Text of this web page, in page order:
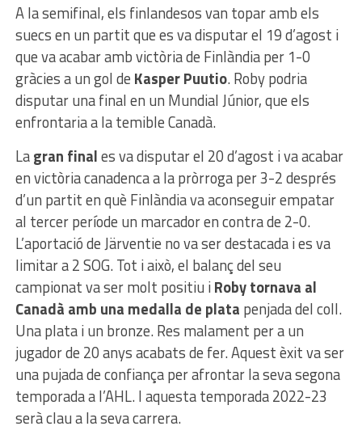
A la semifinal, els finlandesos van topar amb els
suecs en un partit que es va disputar el 19 d’agost i
que va acabar amb victòria de Finlàndia per 1-0
gràcies a un gol de Kasper Puutio. Roby podria
disputar una final en un Mundial Júnior, que els
enfrontaria a la temible Canadà.
Lagran finales va disputar el 20 d’agost i va acabar
en victòria canadenca a la pròrroga per 3-2 després
d’un partit en què Finlàndia va aconseguir empatar
al tercer període un marcador en contra de 2-0.
L’aportació de Järventie no va ser destacada i es va
limitar a 2 SOG. Tot i això, el balanç del seu
campionat va ser molt positiu iRoby tornava al
Canadà amb una medalla de plata penjada del coll.
Una plata i un bronze. Res malament per a un
jugador de 20 anys acabats de fer. Aquest èxit va ser
una pujada de confiança per afrontar la seva segona
temporada a l’AHL. I aquesta temporada 2022-23
serà clau a la seva carrera.